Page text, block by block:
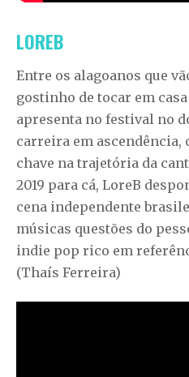
LOREB
Entre os alagoanos que
gostinho de tocar em
apresenta no festival no
carreira em ascendência,
chave na trajetória da
2019 para cá, LoreB
cena independente
músicas questões do
indie pop rico em
(Thaís Ferreira)